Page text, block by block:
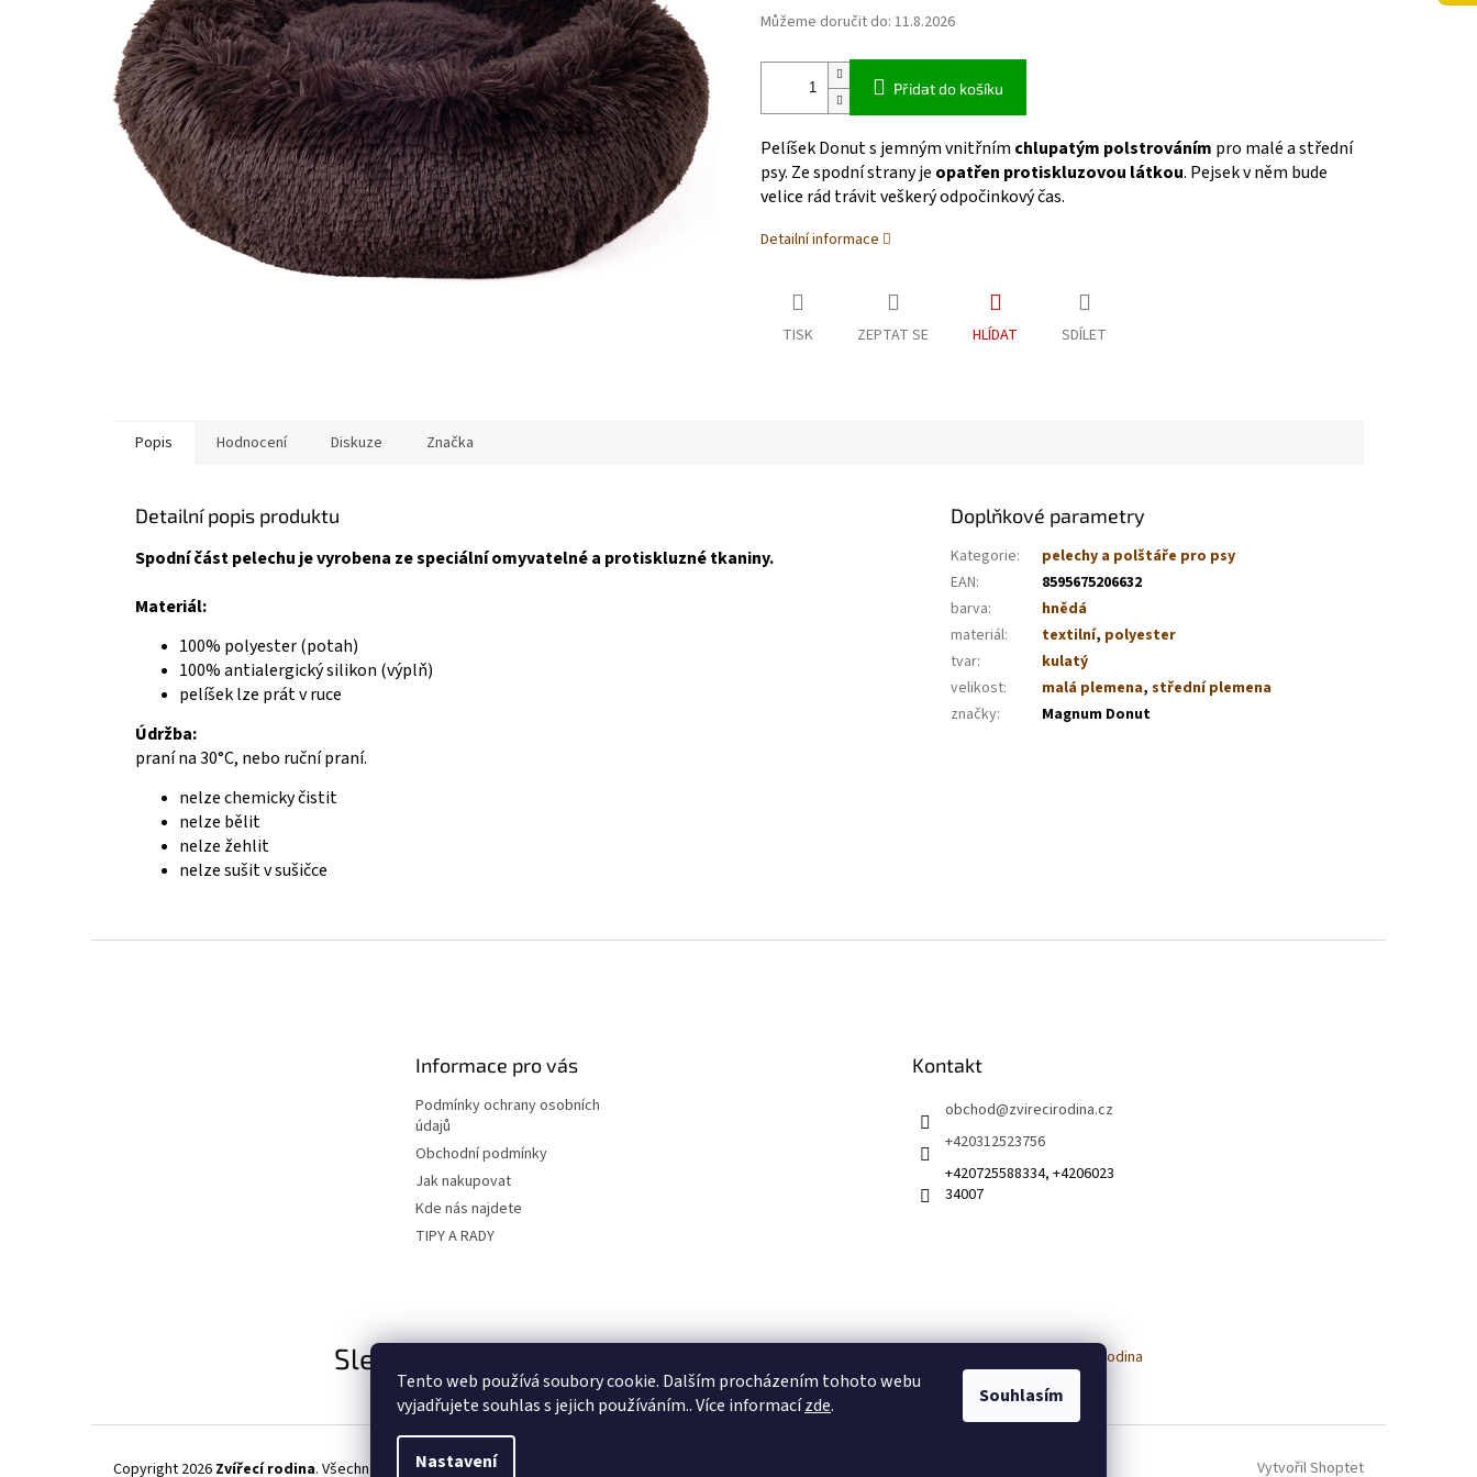
Tento web používá soubory cookie. Dalším procházením tohoto webu
vyjadřujete souhlas s jejich používáním.. Více informacízde.
Nastavení
Souhlasím
Můžeme doručit do: 11.8.2026
Přidat do košíku
Pelíšek Donut s jemným vnitřním chlupatým polstrováním pro malé a střední
psy. Ze spodní strany je opatřen protiskluzovou látkou. Pejsek v něm bude
velice rád trávit veškerý odpočinkový čas.
Detailní informace
TISK ZEPTAT SE HLÍDAT SDÍLET
Popis Hodnocení Diskuze Značka
Detailní popis produktu
Spodní část pelechu je vyrobena ze speciální omyvatelné a protiskluzné tkaniny.
Materiál:
100% polyester (potah)
100% antialergický silikon (výplň)
pelíšek lze prát v ruce
Údržba:
praní na 30°C, nebo ruční praní.
nelze chemicky čistit
nelze bělit
nelze žehlit
nelze sušit v sušičce
Doplňkové parametry
Kategorie:
pelechy a polštáře pro psy
EAN:
8595675206632
barva:
hnědá
materiál: textilní, polyester
tvar:
kulatý
velikost: malá plemena,střední plemena
značky: Magnum Donut
Informace pro vás
Podmínky ochrany osobních
údajů
Obchodní podmínky
Jak nakupovat
Kde nás najdete
TIPY A RADY
Kontakt
obchod@zvirecirodina.cz
+420312523756
+420725588334, +4206023
34007
Sledujte nás na sociálních sítích
Vytvořil Shoptet
Copyright 2026 Zvířecí rodina. Všechna práva vyhrazena.